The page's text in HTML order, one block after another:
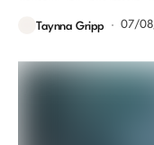
Taynna Gripp 07/